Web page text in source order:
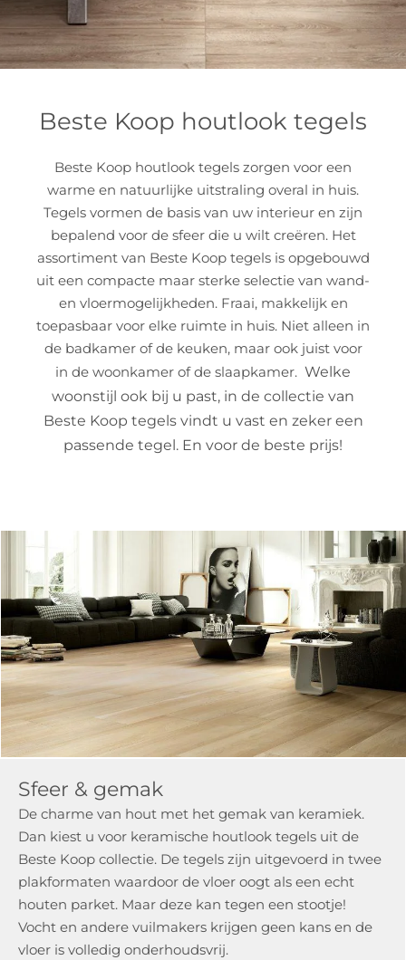
Beste Koop houtlook tegels
Beste Koop houtlook tegels zorgen voor een
warme en natuurlijke uitstraling overal in huis.
Tegels vormen de basis van uw interieur en zijn
bepalend voor de sfeer die u wilt creëren. Het
assortiment van Beste Koop tegels is opgebouwd
uit een compacte maar sterke selectie van wand-
en vloermogelijkheden. Fraai, makkelijk en
toepasbaar voor elke ruimte in huis. Niet alleen in
de badkamer of de keuken, maar ook juist voor
in de woonkamer of de slaapkamer. Welke
woonstijl ook bij u past, in de collectie van
Beste Koop tegels vindt u vast en zeker een
passende tegel. En voor de beste prijs!
Sfeer & gemak
De charme van hout met het gemak van keramiek.
Dan kiest u voor keramische houtlook tegels uit de
Beste Koop collectie. De tegels zijn uitgevoerd in twee
plakformaten waardoor de vloer oogt als een echt
houten parket. Maar deze kan tegen een stootje!
Vocht en andere vuilmakers krijgen geen kans en de
vloer is volledig onderhoudsvrij.